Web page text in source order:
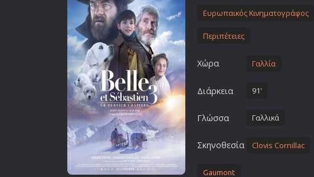
Εποχής
Ερωτικές
Ευρωπαικός Κινηματογράφος
Θρησκευτικές
Θρίλερ
Ιστορικές
Καταστροφής
Κλασσικές
Ευρωπαικός Κινηματογράφος
Περιπέτειες
Χώρα Γαλλία
Διάρκεια 91'
Γλώσσα Γαλλικά
Σκηνοθεσία Clovis Cornillac
Gaumont